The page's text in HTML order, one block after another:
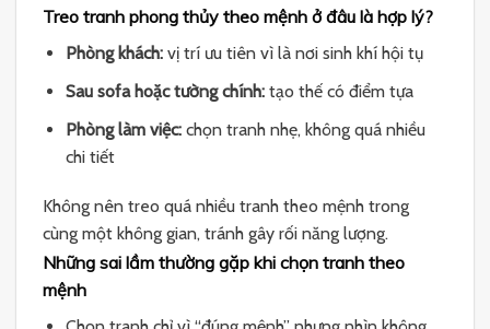
Treo tranh phong thủy theo mệnh ở đâu là hợp lý?
Phòng khách:vị trí ưu tiên vì là nơi sinh khí hội tụ
Sau sofa hoặc tường chính:tạo thế có điểm tựa
Phòng làm việc:chọn tranh nhẹ, không quá nhiều
chi tiết
Không nên treo quá nhiều tranh theo mệnh trong
cùng một không gian, tránh gây rối năng lượng.
Những sai lầm thường gặp khi chọn tranh theo
mệnh